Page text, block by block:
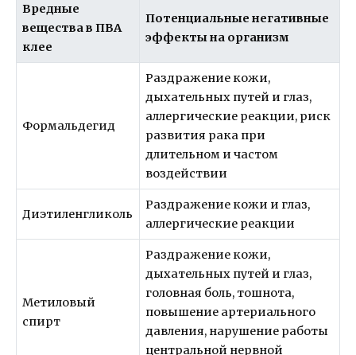
Вредные
вещества в ПВА
клее
Потенциальные негативные
эффекты на организм
Формальдегид
Раздражение кожи,
дыхательных путей и глаз,
аллергические реакции, риск
развития рака при
длительном и частом
воздействии
Диэтиленгликоль
Раздражение кожи и глаз,
аллергические реакции
Метиловый
спирт
Раздражение кожи,
дыхательных путей и глаз,
головная боль, тошнота,
повышение артериального
давления, нарушение работы
центральной нервной